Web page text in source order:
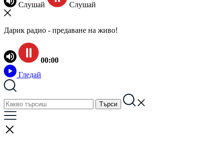
Слушай Слушай
Дарик радио - предаване на живо!
00:00
Гледай